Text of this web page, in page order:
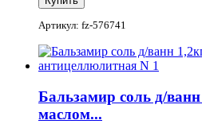
Артикул: fz-576741
Бальзамир соль д/
маслом...